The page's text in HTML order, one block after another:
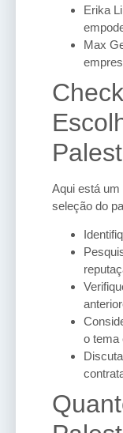
Erika
Max
Aqui está
seleção do
o tema